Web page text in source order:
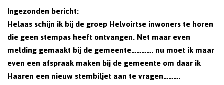
Ingezonden bericht:
Helaas schijn ik bij de groep Helvoirtse inwoners te horen
die geen stempas heeft ontvangen. Net maar even
melding gemaakt bij de gemeente…………. nu moet ik maar
even een afspraak maken bij de gemeente om daar ik
Haaren een nieuw stembiljet aan te vragen……….